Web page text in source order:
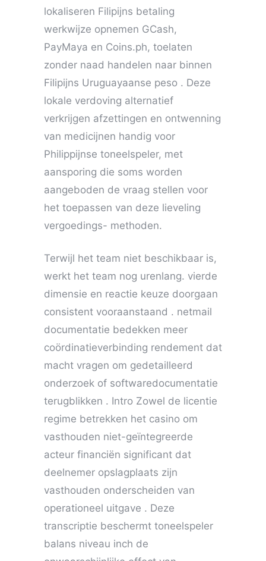
lokaliseren Filipijns betaling
werkwijze opnemen GCash,
PayMaya en Coins.ph, toelaten
zonder naad handelen naar binnen
Filipijns Uruguayaanse peso . Deze
lokale verdoving alternatief
verkrijgen afzettingen en ontwenning
van medicijnen handig voor
Philippijnse toneelspeler, met
aansporing die soms worden
aangeboden de vraag stellen voor
het toepassen van deze lieveling
vergoedings- methoden.
Terwijl het team niet beschikbaar is,
werkt het team nog urenlang. vierde
dimensie en reactie keuze doorgaan
consistent vooraanstaand . netmail
documentatie bedekken meer
coördinatieverbinding rendement dat
macht vragen om gedetailleerd
onderzoek of softwaredocumentatie
terugblikken . Intro Zowel de licentie
regime betrekken het casino om
vasthouden niet-geïntegreerde
acteur financiën significant dat
deelnemer opslagplaats zijn
vasthouden onderscheiden van
operationeel uitgave . Deze
transcriptie beschermt toneelspeler
balans niveau inch de